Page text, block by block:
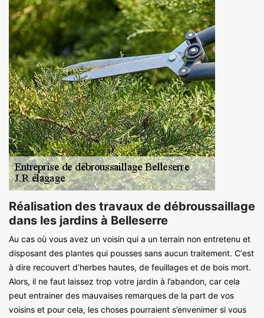
Réalisation des travaux de débroussaillage
dans les jardins à Belleserre
Au cas où vous avez un voisin qui a un terrain non entretenu et
disposant des plantes qui pousses sans aucun traitement. C‘est
à dire recouvert d’herbes hautes, de feuillages et de bois mort.
Alors, il ne faut laissez trop votre jardin à l’abandon, car cela
peut entrainer des mauvaises remarques de la part de vos
voisins et pour cela, les choses pourraient s’envenimer si vous